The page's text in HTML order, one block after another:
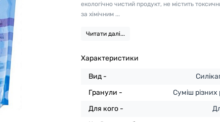
екологічно чистий продукт, не містить
за хімічним ...
Читати далі...
Характеристики
Вид -
Гранули -
Суміш різних
Для кого -